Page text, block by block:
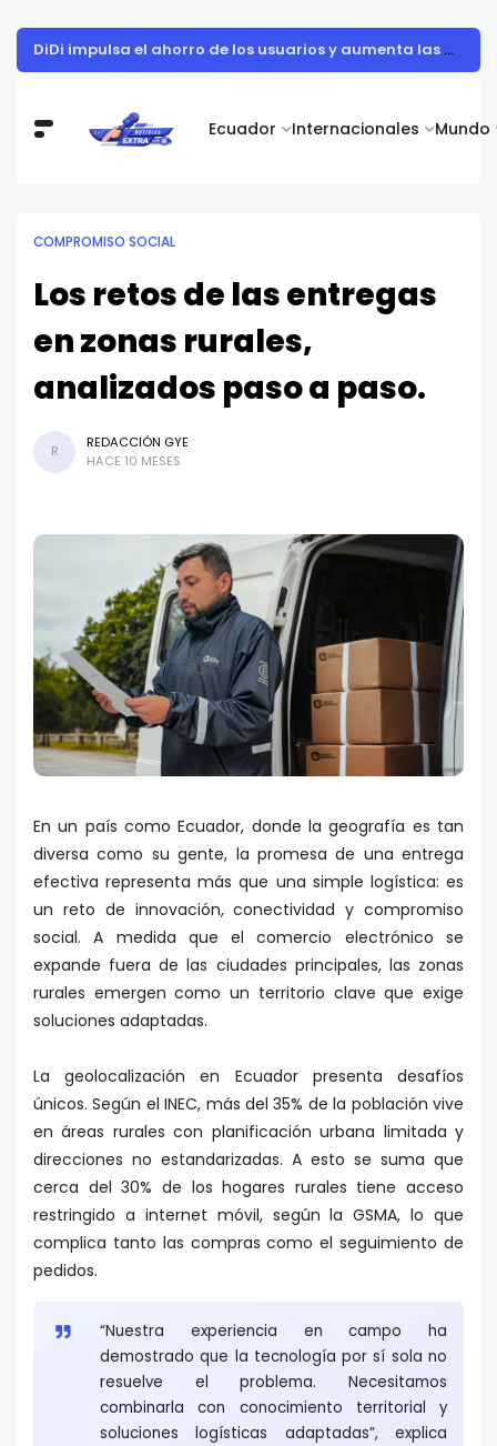
Ecuador Internacionales Mundo
DiDi impulsa el ahorro de los usuarios y aumenta las oportunidades de ingresos en Quito
COMPROMISO SOCIAL
Los retos de las entregas
en zonas rurales,
analizados paso a paso.
R
REDACCIÓN GYE
HACE 10 MESES
En un país como Ecuador, donde la geografía es tan
diversa como su gente, la promesa de una entrega
efectiva representa más que una simple logística: es
un reto de innovación, conectividad y compromiso
social. A medida que el comercio electrónico se
expande fuera de las ciudades principales, las zonas
rurales emergen como un territorio clave que exige
soluciones adaptadas.
La geolocalización en Ecuador presenta desafíos
únicos. Según el INEC, más del 35% de la población vive
en áreas rurales con planificación urbana limitada y
direcciones no estandarizadas. A esto se suma que
cerca del 30% de los hogares rurales tiene acceso
restringido a internet móvil, según la GSMA, lo que
complica tanto las compras como el seguimiento de
pedidos.
“Nuestra experiencia en campo ha
demostrado que la tecnología por sí sola no
resuelve el problema. Necesitamos
combinarla con conocimiento territorial y
soluciones logísticas adaptadas”, explica